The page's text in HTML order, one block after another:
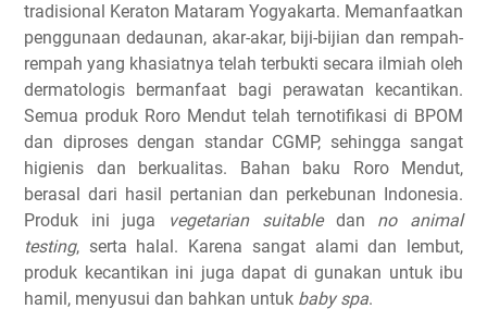
tradisional Keraton Mataram Yogyakarta. Memanfaatkan
penggunaan dedaunan, akar-akar, biji-bijian dan rempah-
rempah yang khasiatnya telah terbukti secara ilmiah oleh
dermatologis bermanfaat bagi perawatan kecantikan.
Semua produk Roro Mendut telah ternotifikasi di BPOM
dan diproses dengan standar CGMP, sehingga sangat
higienis dan berkualitas. Bahan baku Roro Mendut,
berasal dari hasil pertanian dan perkebunan Indonesia.
Produk ini juga vegetarian suitabledan no animal
testing, serta halal. Karena sangat alami dan lembut,
produk kecantikan ini juga dapat di gunakan untuk ibu
hamil, menyusui dan bahkan untuk baby spa.